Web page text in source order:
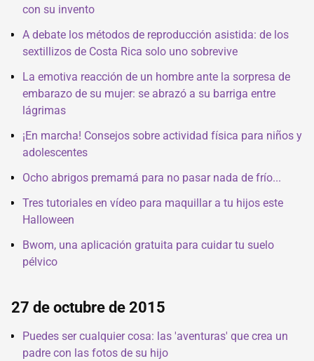
con su invento
A debate los métodos de reproducción asistida: de los
sextillizos de Costa Rica solo uno sobrevive
La emotiva reacción de un hombre ante la sorpresa de
embarazo de su mujer: se abrazó a su barriga entre
lágrimas
¡En marcha! Consejos sobre actividad física para niños y
adolescentes
Ocho abrigos premamá para no pasar nada de frío...
Tres tutoriales en vídeo para maquillar a tu hijos este
Halloween
Bwom, una aplicación gratuita para cuidar tu suelo
pélvico
27 de octubre de 2015
Puedes ser cualquier cosa: las 'aventuras' que crea un
padre con las fotos de su hijo